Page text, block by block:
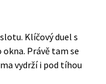
Klíčový duel s
okna. Právě tam se
vydrží i pod tíhou